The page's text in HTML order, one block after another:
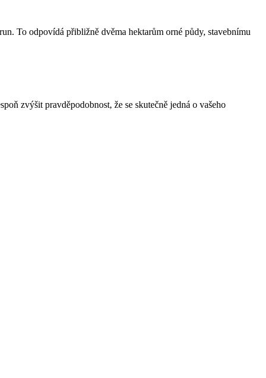
To odpovídá přibližně dvěma hektarům orné půdy, stavebnímu
zvýšit pravděpodobnost, že se skutečně jedná o vašeho